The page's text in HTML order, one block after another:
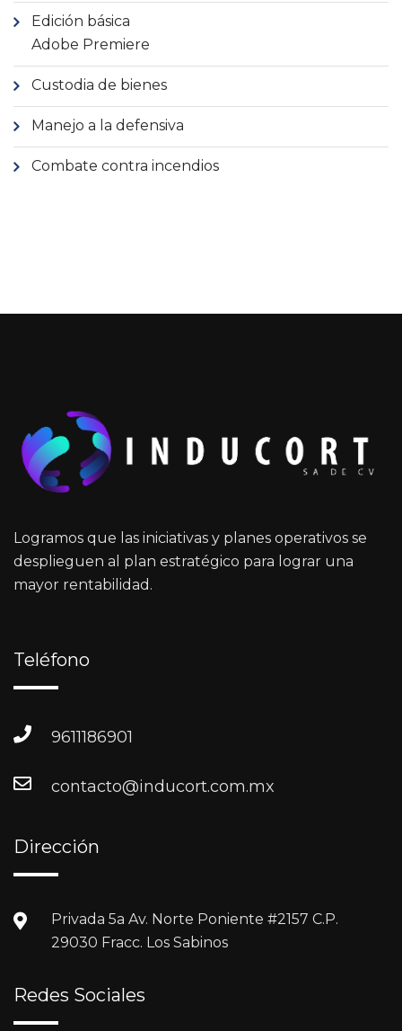
Edición básica
Adobe Premiere
Custodia de bienes
Manejo a la defensiva
Combate contra incendios
Logramos que las iniciativas y planes operativos se
desplieguen al plan estratégico para lograr una
mayor rentabilidad.
Teléfono
9611186901
contacto@inducort.com.mx
Dirección
Privada 5a Av. Norte Poniente #2157 C.P.
29030 Fracc. Los Sabinos
Redes Sociales